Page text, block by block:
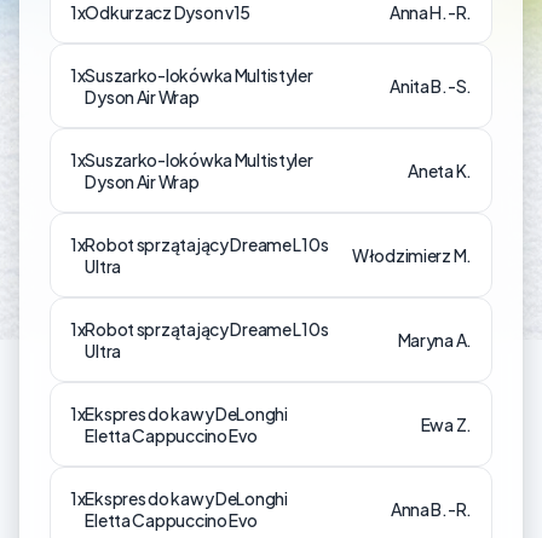
1xOdkurzacz Dyson v15 Anna H.-R.
1xSuszarko-lokówka Multistyler
Dyson Air Wrap
Anita B.-S.
1xSuszarko-lokówka Multistyler
Dyson Air Wrap
Aneta K.
1xRobot sprzątający Dreame L10s
Ultra
Włodzimierz M.
1xRobot sprzątający Dreame L10s
Ultra
Maryna A.
1xEkspres do kawy DeLonghi
Eletta Cappuccino Evo
Ewa Z.
1xEkspres do kawy DeLonghi
Eletta Cappuccino Evo
Anna B.-R.